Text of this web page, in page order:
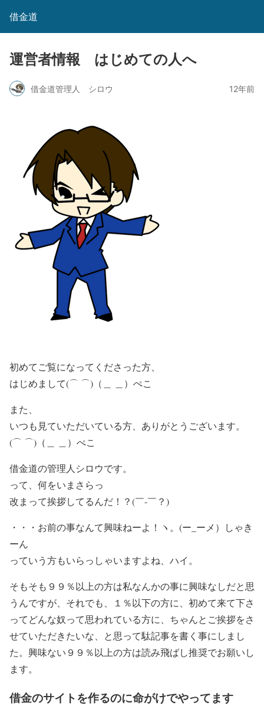
借金道
運営者情報 はじめての人へ
借金道管理人 シロウ 12年前
初めてご覧になってくださった方、
はじめまして(⌒ ⌒)（＿ ＿）ぺこ
また、
いつも見ていただいている方、ありがとうございます。
(⌒ ⌒)（＿ ＿）ぺこ
借金道の管理人シロウです。
って、何をいまさらっ
改まって挨拶してるんだ！？(￣-￣？)
・・・お前の事なんて興味ねーよ！ヽ。(ー_ーメ）しゃき
ーん
っていう方もいらっしゃいますよね、ハイ。
そもそも９９％以上の方は私なんかの事に興味なしだと思
うんですが、それでも、１％以下の方に、初めて来て下さ
ってどんな奴って思われている方に、ちゃんとご挨拶をさ
せていただきたいな、と思って駄記事を書く事にしまし
た。興味ない９９％以上の方は読み飛ばし推奨でお願いし
ます。
借金のサイトを作るのに命がけでやってます